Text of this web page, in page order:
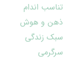
تناسب اندام
ذهن و هوش
سبک زندگی
سرگرمی